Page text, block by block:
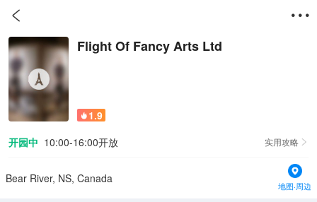
 
Flight Of Fancy Arts Ltd
 1.9
开园中 10:00-16:00开放 实用攻略 
Bear River, NS, Canada
地图·周边